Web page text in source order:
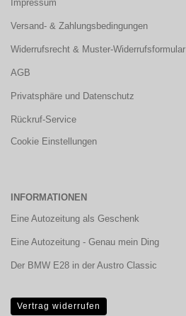
Impressum
Versand- & Zahlungsbedingungen
Widerrufsrecht & Muster-Widerrufsformular
AGB
Privatsphäre und Datenschutz
Rückruf-Service
Cookie Einstellungen
INFORMATIONEN
Eine Autozeitung als Geschenk
Eine Autozeitung - Genau mein Ding
Der BMW E28 in der Austro Classic
Vertrag widerrufen